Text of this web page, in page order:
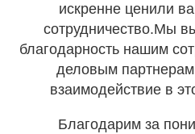
искренне ценили
сотрудничество.Мы
благодарность нашим
деловым
взаимодействие в
Благодарим за